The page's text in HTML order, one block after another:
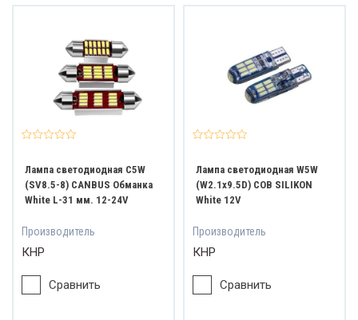
Лампа светодиодная C5W
(SV8.5-8) CANBUS Обманка
White L-31 мм. 12-24V
Производитель
КНР
Сравнить
Лампа светодиодная W5W
(W2.1x9.5D) COB SILIKON
White 12V
Производитель
КНР
Сравнить